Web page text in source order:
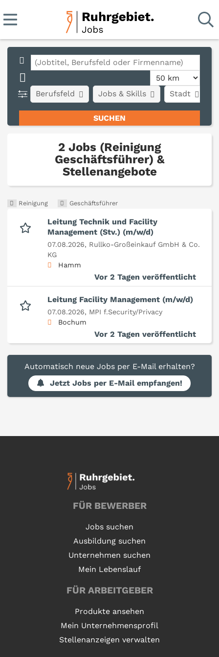
Stadt
Berufsfeld Jobs & Skills
2 Jobs (Reinigung
Geschäftsführer) &
Stellenangebote
Reinigung Geschäftsführer
Leitung Technik und Facility
Management (Stv.) (m/w/d)
07.08.2026, Rullko-Großeinkauf GmbH & Co.
KG
Hamm
Vor 2 Tagen veröffentlicht
Leitung Facility Management (m/w/d)
07.08.2026, MPI f.Security/Privacy
Bochum
Vor 2 Tagen veröffentlicht
Automatisch neue Jobs per E-Mail erhalten?
Jetzt Jobs per E-Mail empfangen!
FÜR BEWERBER
Jobs suchen
Ausbildung suchen
Unternehmen suchen
Mein Lebenslauf
FÜR ARBEITGEBER
Produkte ansehen
Mein Unternehmensprofil
Stellenanzeigen verwalten